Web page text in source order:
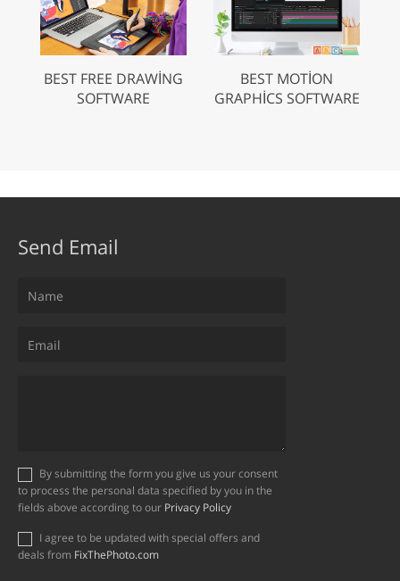
BEST FREE DRAWING
SOFTWARE
BEST MOTION
GRAPHICS SOFTWARE
Send Email
to process the personal data specified by you in the
fields above according to our Privacy Policy
deals from FixThePhoto.com